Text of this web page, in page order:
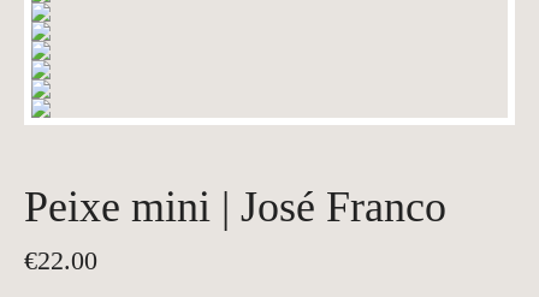
Peixe mini | José Franco
€22.00